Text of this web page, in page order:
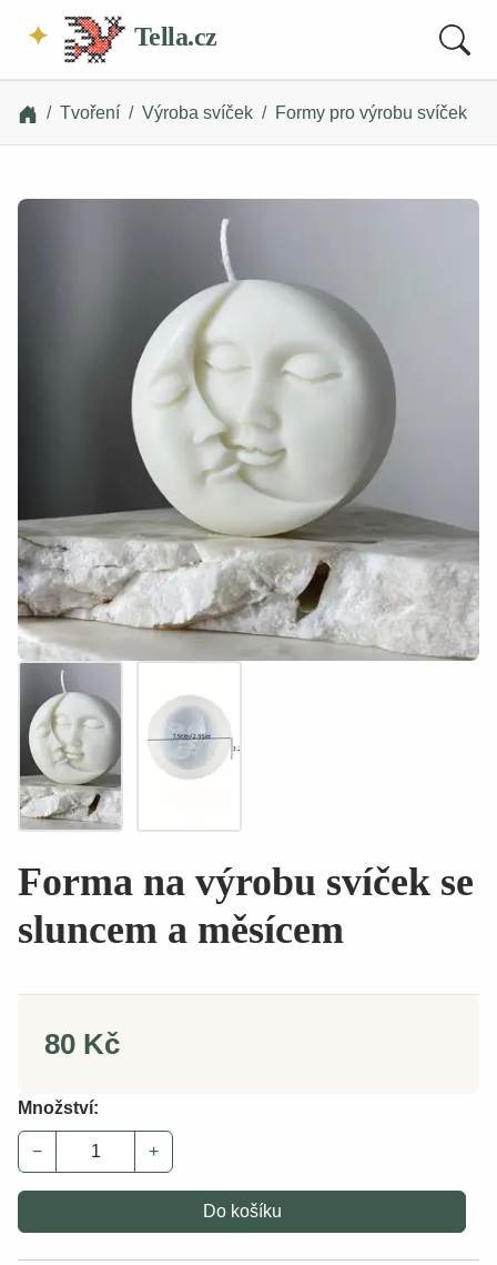
Tella.cz
Tvoření Výroba svíček Formy pro výrobu svíček
Forma na výrobu svíček se
sluncem a měsícem
80 Kč
Množství:
− +
Do košíku